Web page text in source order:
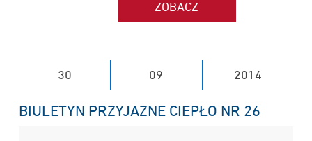
30 09 2014
BIULETYN PRZYJAZNE CIEPŁO NR 26